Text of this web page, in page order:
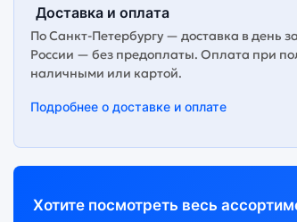
Доставка и оплата
По Санкт-Петербургу — доставка в день
России — без предоплаты. Оплата при
наличными или картой.
Подробнее о доставке и оплате
Хотите посмотреть весь